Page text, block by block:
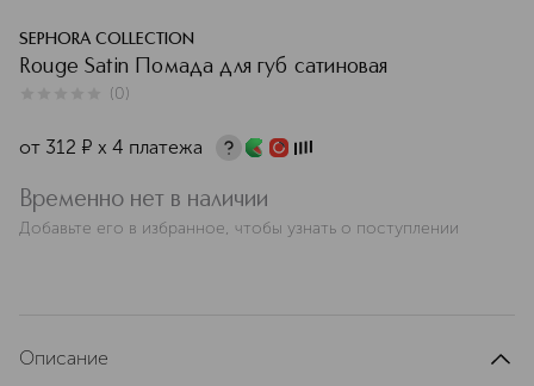
SEPHORA COLLECTION
Rouge Satin Помада для губ сатиновая
(0)
от 312 ¤ х 4 платежа
Временно нет в наличии
Добавьте его в избранное, чтобы узнать о поступлении
Описание